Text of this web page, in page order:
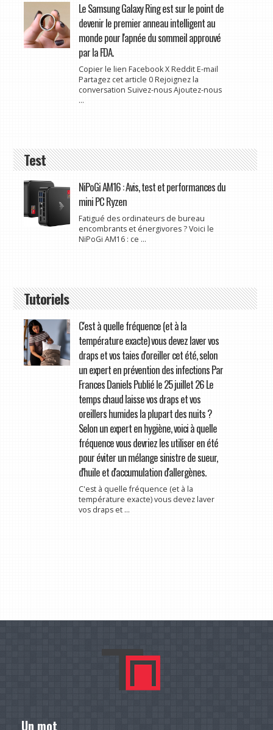
Le Samsung Galaxy Ring est sur le point de
devenir le premier anneau intelligent au
monde pour l'apnée du sommeil approuvé
par la FDA.
Copier le lien Facebook X Reddit E-mail
Partagez cet article 0 Rejoignez la
conversation Suivez-nous Ajoutez-nous
...
Test
NiPoGi AM16 : Avis, test et performances du
mini PC Ryzen
Fatigué des ordinateurs de bureau
encombrants et énergivores ? Voici le
NiPoGi AM16 : ce ...
Tutoriels
C'est à quelle fréquence (et à la
température exacte) vous devez laver vos
draps et vos taies d'oreiller cet été, selon
un expert en prévention des infections Par
Frances Daniels Publié le 25 juillet 26 Le
temps chaud laisse vos draps et vos
oreillers humides la plupart des nuits ?
Selon un expert en hygiène, voici à quelle
fréquence vous devriez les utiliser en été
pour éviter un mélange sinistre de sueur,
d'huile et d'accumulation d'allergènes.
C'est à quelle fréquence (et à la
température exacte) vous devez laver
vos draps et ...
Un mot